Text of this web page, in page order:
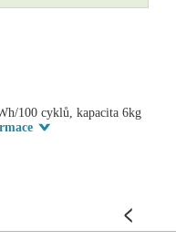
100 cyklů, kapacita 6kg